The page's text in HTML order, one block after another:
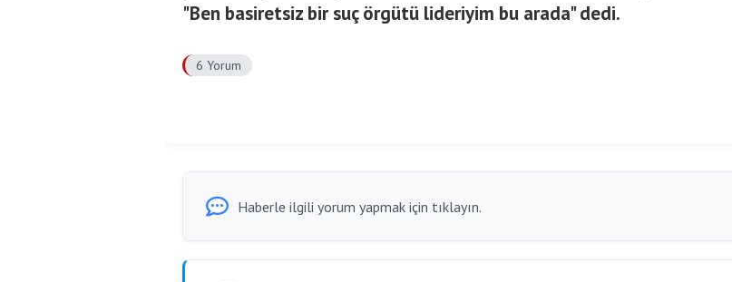
"Ben basiretsiz bir suç örgütü lideriyim bu arada" dedi.
6 Yorum
Haberle ilgili yorum yapmak için tıklayın.